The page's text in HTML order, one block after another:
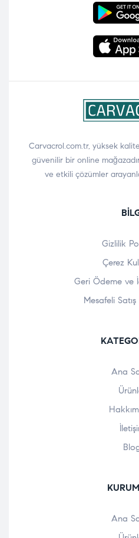
Carvacrol.com.tr, yüksek
güvenilir bir online
ve etkili çözümler
Gizlilik
Çerez
Geri Ödeme ve
Mesafeli
Ana
Ana